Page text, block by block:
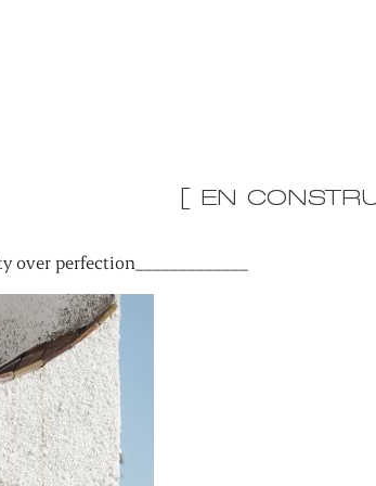
[ EN
perfection_____________